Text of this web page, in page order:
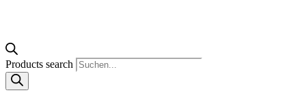
Products search